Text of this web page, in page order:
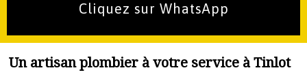
Cliquez sur WhatsApp
Un artisan plombier à votre service à Tinlot